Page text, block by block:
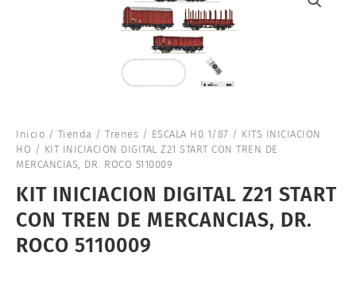
Inicio / Tienda / Trenes / ESCALA H0 1/87 / KITS INICIACION
HO / KIT INICIACION DIGITAL Z21 START CON TREN DE
MERCANCIAS, DR. ROCO 5110009
KIT INICIACION DIGITAL Z21 START
CON TREN DE MERCANCIAS, DR.
ROCO 5110009